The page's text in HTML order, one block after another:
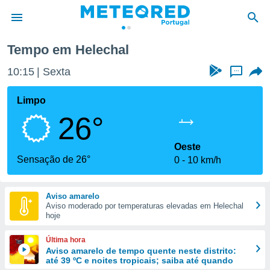
da
foi
fornecidas
a este
das
e
forma
digital
Tempo em Helechal
10:15 Sexta ...
Limpo
26°
Sensação de 26°
Oeste
0
10 km/h
Aviso amarelo
Aviso moderado por temperaturas elevadas em Helechal
hoje
Última hora
Aviso amarelo de tempo quente neste distrito:
até 39 ºC e noites tropicais; saiba até quando